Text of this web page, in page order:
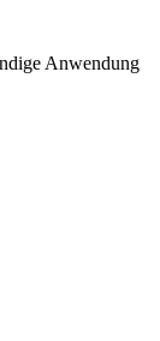
Anwendung